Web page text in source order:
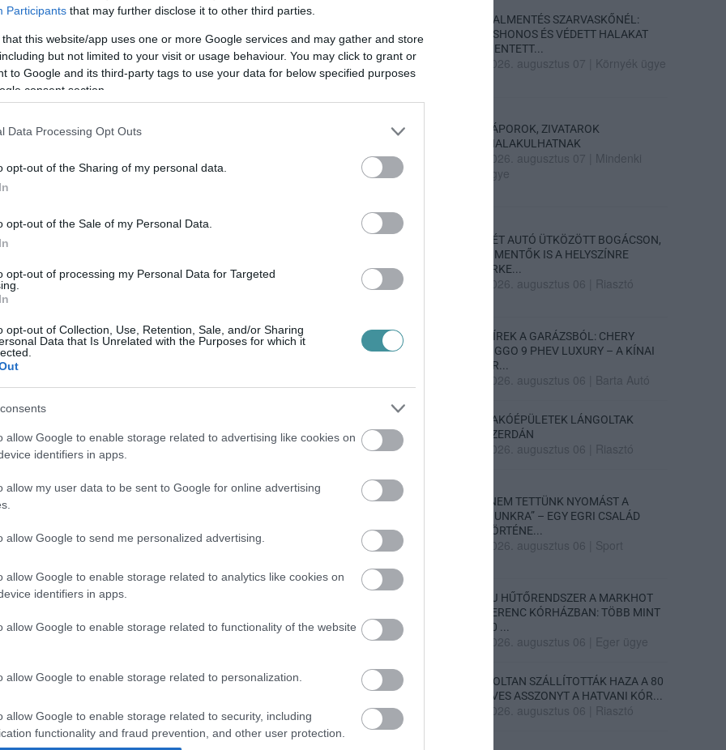
Participants that may further disclose it to other third parties.
that this website/app uses one or more Google services and may gather and store
but not limited to your visit or usage behaviour. You may click to grant or
to Google and its third-party tags to use your data for below specified purposes
consent section.
Data Processing Opt Outs
opt-out of the Sharing of my personal data.
opt-out of the Sale of my Personal Data.
opt-out of processing my Personal Data for Targeted
opt-out of Collection, Use, Retention, Sale, and/or Sharing
Data that Is Unrelated with the Purposes for which it
allow Google to enable storage related to advertising like cookies on
identifiers in apps.
allow my user data to be sent to Google for online advertising
allow Google to send me personalized advertising.
allow Google to enable storage related to analytics like cookies on
identifiers in apps.
allow Google to enable storage related to functionality of the website
allow Google to enable storage related to personalization.
allow Google to enable storage related to security, including
functionality and fraud prevention, and other user protection.
drónvideónEger belvárosa láthatótéli
környéke, illetve a korábbiaknál más
környéke, érdemes ezeket a videókat is
az EGRI ÜGYEK Google Hírek oldalán!
HALMENTÉS SZARVASKŐNÉL:
ŐSHONOS ÉS VÉDETT HALAKAT
MENTETT...
2026. augusztus 07 Környék ügye
ZÁPOROK, ZIVATAROK
KIALAKULHATNAK
2026. augusztus 07
Mindenki
ügye
KÉT AUTÓ ÜTKÖZÖTT BOGÁCSON,
A MENTŐK IS A HELYSZÍNRE
ÉRKE...
2026. augusztus 06 Riasztó
HÍREK A GARÁZSBÓL: CHERY
TIGGO 9 PHEV LUXURY – A KÍNAI
PR...
2026. augusztus 06 Barta Autó
LAKÓÉPÜLETEK LÁNGOLTAK
SZERDÁN
2026. augusztus 06 Riasztó
„NEM TETTÜNK NYOMÁST A
FIUNKRA” – EGY EGRI CSALÁD
TÖRTÉNE...
2026. augusztus 06 Sport
ÚJ HŰTŐRENDSZER A MARKHOT
FERENC KÓRHÁZBAN: TÖBB MINT
70 ...
2026. augusztus 06 Eger ügye
HOLTAN SZÁLLÍTOTTÁK HAZA A 80
ÉVES ASSZONYT A HATVANI KÓR...
2026. augusztus 06 Riasztó